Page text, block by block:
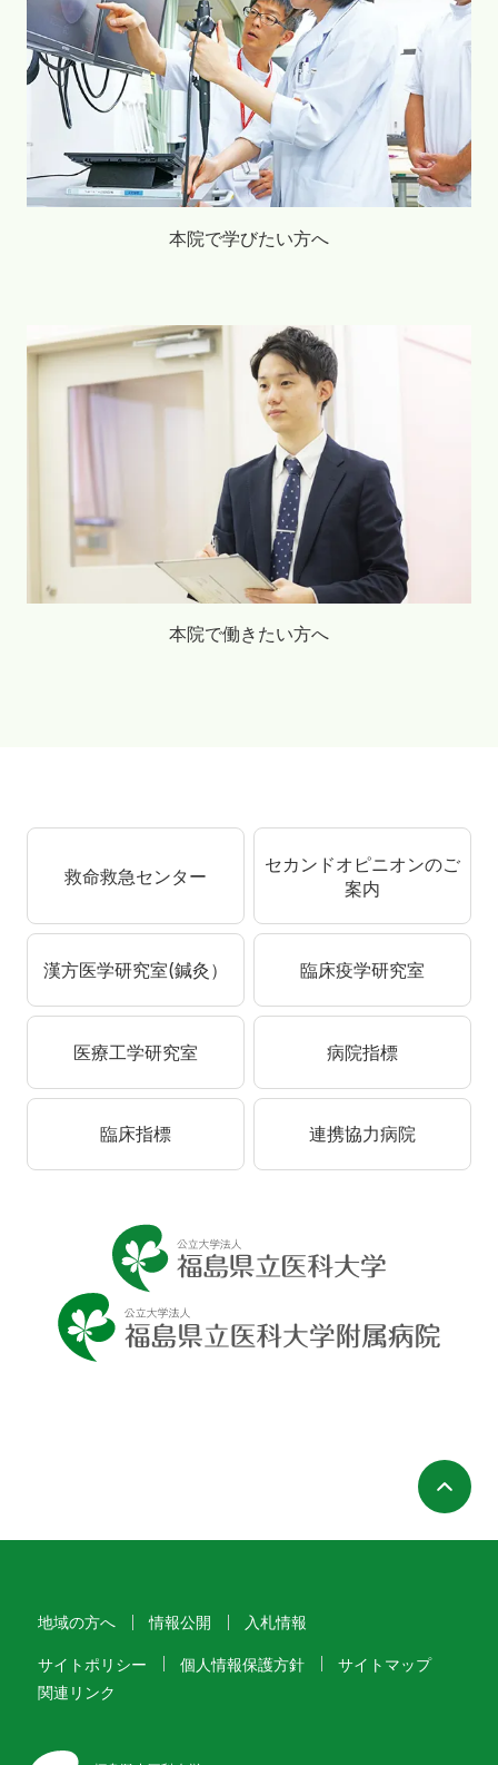
本院で学びたい方へ
本院で働きたい方へ
救命救急センター
セカンドオピニオンのご
案内
漢方医学研究室(鍼灸） 臨床疫学研究室
医療工学研究室 病院指標
臨床指標 連携協力病院
地域の方へ 情報公開 入札情報
サイトポリシー 個人情報保護方針
サイトマップ
関連リンク